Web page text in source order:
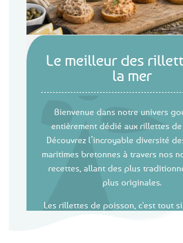
Le meilleur des
la mer
Bienvenue dans notre univers
entièrement dédié aux rillettes de
Découvrez l’incroyable diversité
maritimes bretonnes à travers nos
recettes, allant des plus
plus originales.
Les rillettes de poisson, c'est tout